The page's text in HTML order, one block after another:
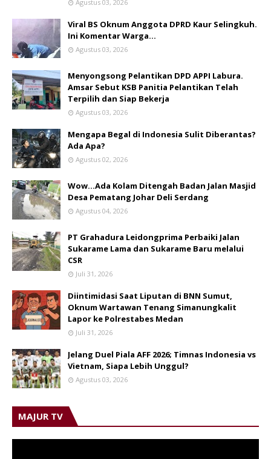
Agustus 03, 2026
Viral BS Oknum Anggota DPRD Kaur Selingkuh.
Ini Komentar Warga…
Agustus 03, 2026
Menyongsong Pelantikan DPD APPI Labura.
Amsar Sebut KSB Panitia Pelantikan Telah
Terpilih dan Siap Bekerja
Agustus 03, 2026
Mengapa Begal di Indonesia Sulit Diberantas?
Ada Apa?
Agustus 02, 2026
Wow...Ada Kolam Ditengah Badan Jalan Masjid
Desa Pematang Johar Deli Serdang
Agustus 04, 2026
PT Grahadura Leidongprima Perbaiki Jalan
Sukarame Lama dan Sukarame Baru melalui
CSR
Juli 31, 2026
Diintimidasi Saat Liputan di BNN Sumut,
Oknum Wartawan Tenang Simanungkalit
Lapor ke Polrestabes Medan
Juli 31, 2026
Jelang Duel Piala AFF 2026; Timnas Indonesia vs
Vietnam, Siapa Lebih Unggul?
Agustus 03, 2026
MAJUR TV